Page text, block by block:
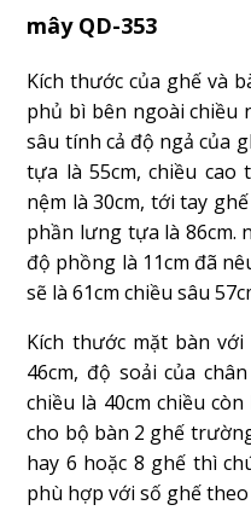
mây QD-353
Kích thước của ghế và
phủ bì bên ngoài chiều
sâu tính cả độ ngả của
tựa là 55cm, chiều
nệm là 30cm, tới tay
phần lưng tựa là 86cm.
độ phồng là 11cm đã
sẽ là 61cm chiều sâu
Kích thước mặt bàn
46cm, độ soải của
chiều là 40cm chiều
cho bộ bàn 2 ghế
hay 6 hoặc 8 ghế thì
phù hợp với số ghế theo